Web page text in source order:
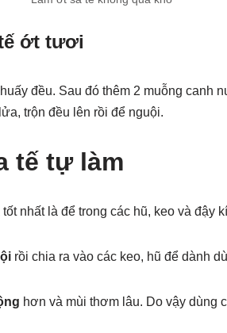
ớt tươi
đều. Sau đó thêm 2 muỗng canh
trộn đều lên rồi để nguội.
tế tự làm
nhất là để trong các hũ, keo và đậy
rồi chia ra vào các keo, hũ để dành
hơn và mùi thơm lâu. Do vậy dùng